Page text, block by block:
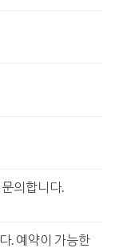
의합니다.
. 예약이 가능한